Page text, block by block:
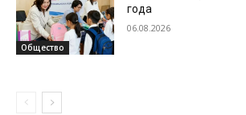
Общество
года
06.08.2026